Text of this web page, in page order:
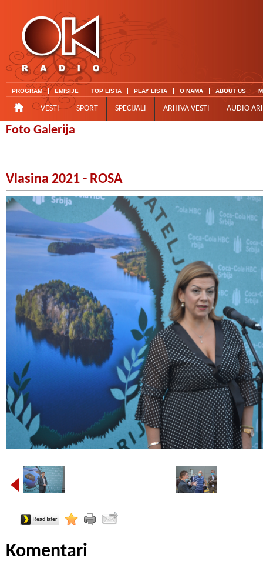
PROGRAM EMISIJE TOP LISTA PLAY LISTA O NAMA ABOUT US
VESTI SPORT SPECIJALI ARHIVA VESTI AUDIO
Foto Galerija
Vlasina 2021 - ROSA
Komentari